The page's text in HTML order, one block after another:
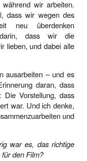
während wir arbeiten.
dass wir wegen des
neu überdenken
dass wir die
lieben, und dabei alle
ausarbeiten – und es
daran, dass
Vorstellung, dass
war. Und ich denke,
und
war es, das richtige
den Film?